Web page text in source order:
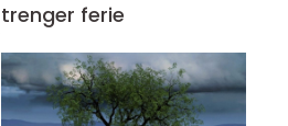
trenger ferie